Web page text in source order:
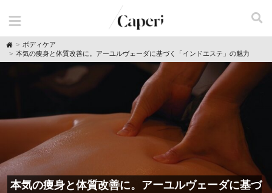
H
o
m
ボディケア
本気の痩身と体質改善に。アーユルヴェーダに基づく「インドエステ」の魅力
本気の痩身と体質改善に。アーユルヴェーダに基づ